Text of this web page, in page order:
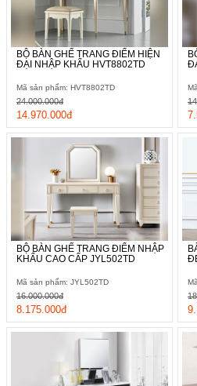
BỘ BÀN GHẾ TRANG ĐIỂM HIỆN
ĐẠI NHẬP KHẨU HVT8802TD
Mã sản phẩm: HVT8802TD
14.970.000đ
24.000.000đ
BỘ BÀN GHẾ TRANG ĐIỂM NHẬP
KHẨU CAO CẤP JYL502TD
Mã sản phẩm: JYL502TD
8.175.000đ
16.000.000đ